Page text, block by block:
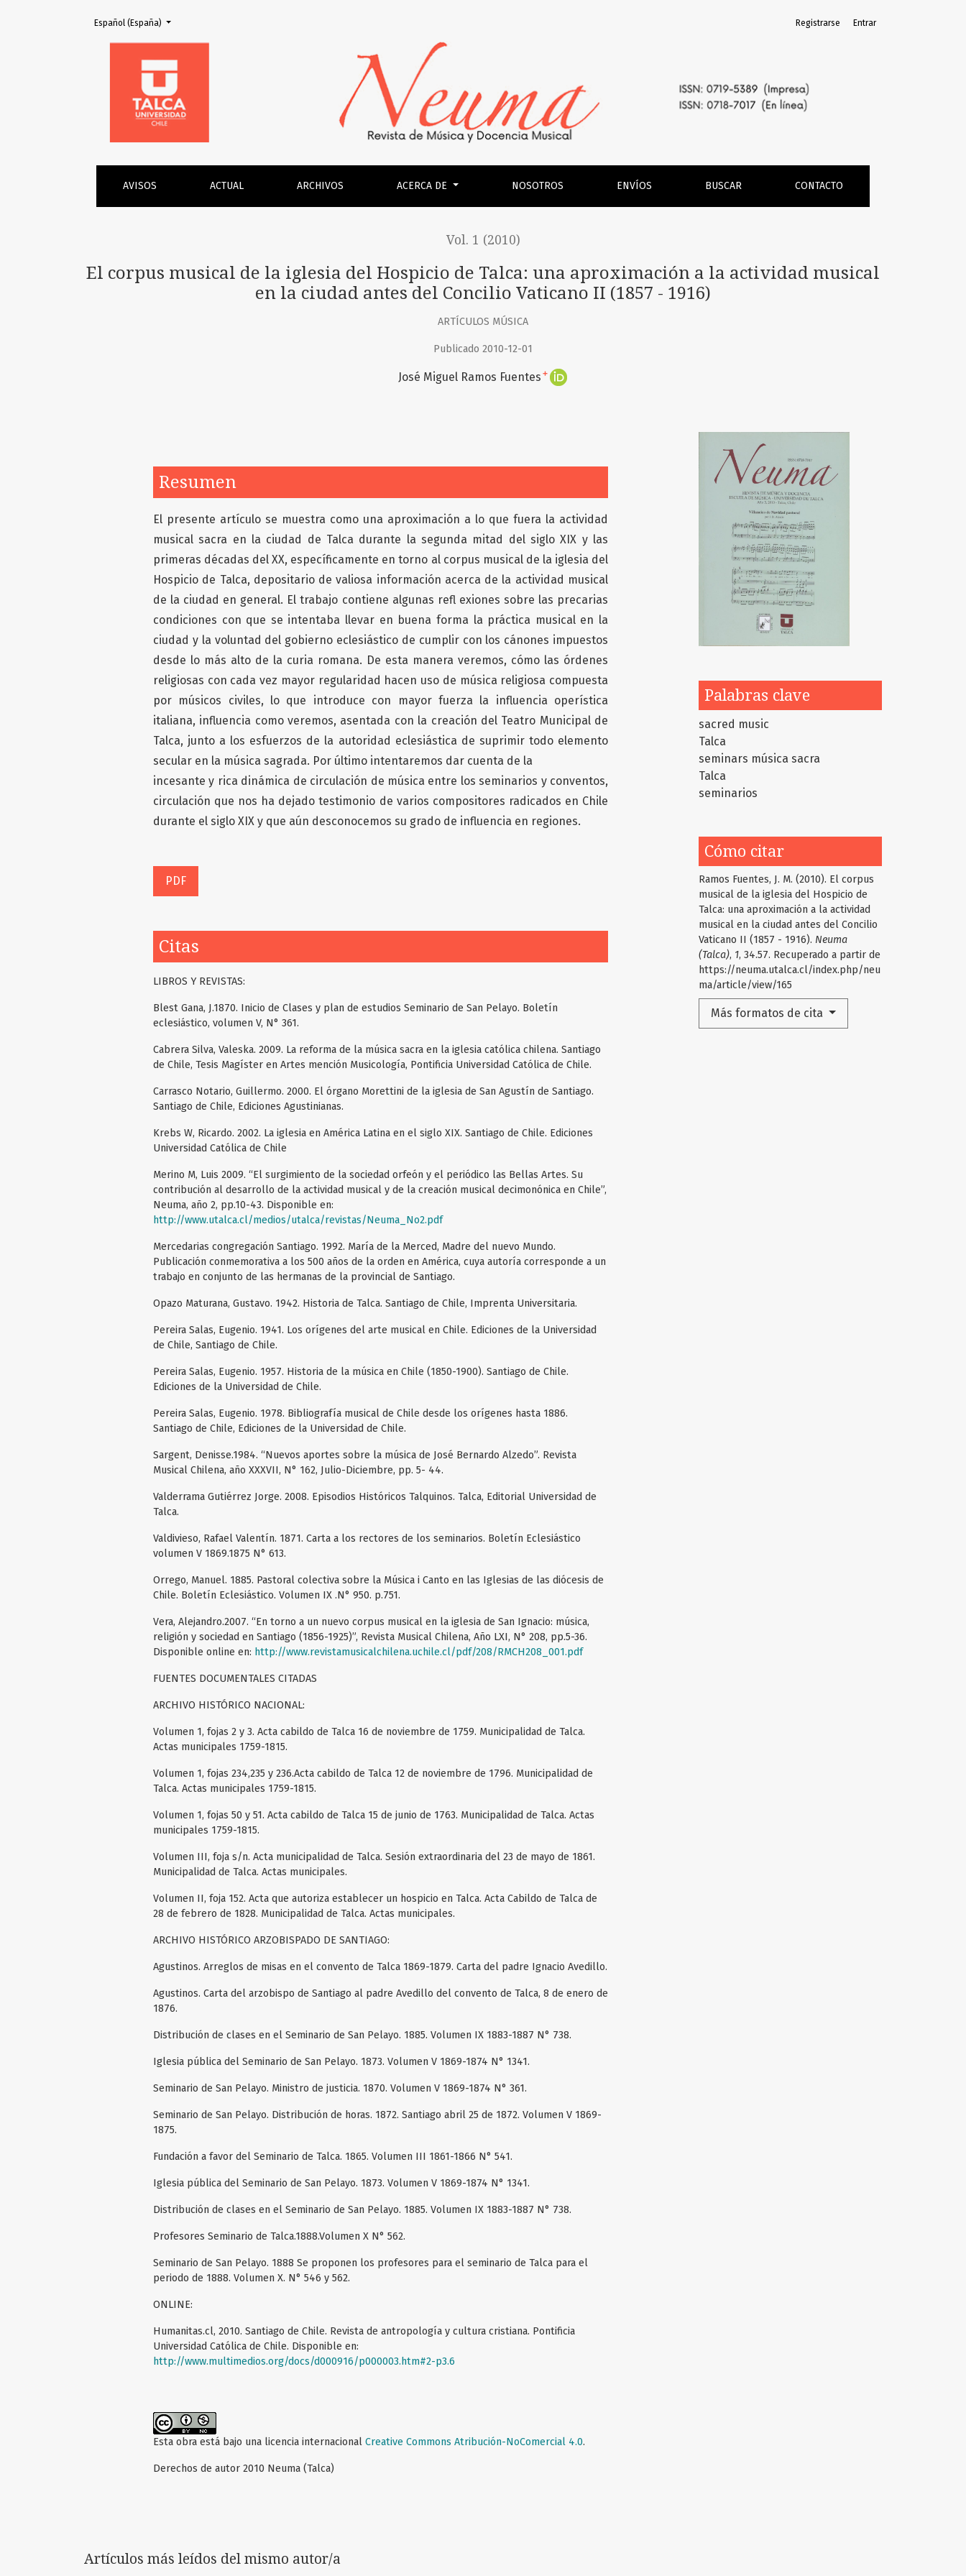
El corpus musical de la iglesia del Hospicio de Talca
AVISOS ACTUAL ARCHIVOS ACERCA DE NOSOTROS ENVÍOS BUSCAR CONTACTO
Registrarse Entrar
Cambiar el idioma. El actual es:
Español (España)
Vol. 1 (2010)
El corpus musical de la iglesia del Hospicio de Talca: una aproximación a la actividad musical
en la ciudad antes del Concilio Vaticano II (1857 - 1916)
ARTÍCULOS MÚSICA
Publicado 2010-12-01
José Miguel Ramos Fuentes +
Palabras clave
sacred music
Talca
seminars música sacra
Talca
seminarios
Cómo citar
Ramos Fuentes, J. M. (2010). El corpus
musical de la iglesia del Hospicio de
Talca: una aproximación a la actividad
musical en la ciudad antes del Concilio
Vaticano II (1857 - 1916). Neuma
(Talca), 1, 34.57. Recuperado a partir de
https://neuma.utalca.cl/index.php/neu
ma/article/view/165
Más formatos de cita
Resumen
El presente artículo se muestra como una aproximación a lo que fuera la actividad
musical sacra en la ciudad de Talca durante la segunda mitad del siglo XIX y las
primeras décadas del XX, específicamente en torno al corpus musical de la iglesia del
Hospicio de Talca, depositario de valiosa información acerca de la actividad musical
de la ciudad en general. El trabajo contiene algunas refl exiones sobre las precarias
condiciones con que se intentaba llevar en buena forma la práctica musical en la
ciudad y la voluntad del gobierno eclesiástico de cumplir con los cánones impuestos
desde lo más alto de la curia romana. De esta manera veremos, cómo las órdenes
religiosas con cada vez mayor regularidad hacen uso de música religiosa compuesta
por músicos civiles, lo que introduce con mayor fuerza la influencia operística
italiana, influencia como veremos, asentada con la creación del Teatro Municipal de
Talca, junto a los esfuerzos de la autoridad eclesiástica de suprimir todo elemento
secular en la música sagrada. Por último intentaremos dar cuenta de la
incesante y rica dinámica de circulación de música entre los seminarios y conventos,
circulación que nos ha dejado testimonio de varios compositores radicados en Chile
durante el siglo XIX y que aún desconocemos su grado de influencia en regiones.
PDF
Citas
LIBROS Y REVISTAS:
Blest Gana, J.1870. Inicio de Clases y plan de estudios Seminario de San Pelayo. Boletín
eclesiástico, volumen V, N° 361.
Cabrera Silva, Valeska. 2009. La reforma de la música sacra en la iglesia católica chilena. Santiago
de Chile, Tesis Magíster en Artes mención Musicología, Pontificia Universidad Católica de Chile.
Carrasco Notario, Guillermo. 2000. El órgano Morettini de la iglesia de San Agustín de Santiago.
Santiago de Chile, Ediciones Agustinianas.
Krebs W, Ricardo. 2002. La iglesia en América Latina en el siglo XIX. Santiago de Chile. Ediciones
Universidad Católica de Chile
Merino M, Luis 2009. “El surgimiento de la sociedad orfeón y el periódico las Bellas Artes. Su
contribución al desarrollo de la actividad musical y de la creación musical decimonónica en Chile”,
Neuma, año 2, pp.10-43. Disponible en:
http://www.utalca.cl/medios/utalca/revistas/Neuma_No2.pdf
Mercedarias congregación Santiago. 1992. María de la Merced, Madre del nuevo Mundo.
Publicación conmemorativa a los 500 años de la orden en América, cuya autoría corresponde a un
trabajo en conjunto de las hermanas de la provincial de Santiago.
Opazo Maturana, Gustavo. 1942. Historia de Talca. Santiago de Chile, Imprenta Universitaria.
Pereira Salas, Eugenio. 1941. Los orígenes del arte musical en Chile. Ediciones de la Universidad
de Chile, Santiago de Chile.
Pereira Salas, Eugenio. 1957. Historia de la música en Chile (1850-1900). Santiago de Chile.
Ediciones de la Universidad de Chile.
Pereira Salas, Eugenio. 1978. Bibliografía musical de Chile desde los orígenes hasta 1886.
Santiago de Chile, Ediciones de la Universidad de Chile.
Sargent, Denisse.1984. “Nuevos aportes sobre la música de José Bernardo Alzedo”. Revista
Musical Chilena, año XXXVII, N° 162, Julio-Diciembre, pp. 5- 44.
Valderrama Gutiérrez Jorge. 2008. Episodios Históricos Talquinos. Talca, Editorial Universidad de
Talca.
Valdivieso, Rafael Valentín. 1871. Carta a los rectores de los seminarios. Boletín Eclesiástico
volumen V 1869.1875 N° 613.
Orrego, Manuel. 1885. Pastoral colectiva sobre la Música i Canto en las Iglesias de las diócesis de
Chile. Boletín Eclesiástico. Volumen IX .N° 950. p.751.
Vera, Alejandro.2007. “En torno a un nuevo corpus musical en la iglesia de San Ignacio: música,
religión y sociedad en Santiago (1856-1925)”, Revista Musical Chilena, Año LXI, N° 208, pp.5-36.
Disponible online en: http://www.revistamusicalchilena.uchile.cl/pdf/208/RMCH208_001.pdf
FUENTES DOCUMENTALES CITADAS
ARCHIVO HISTÓRICO NACIONAL:
Volumen 1, fojas 2 y 3. Acta cabildo de Talca 16 de noviembre de 1759. Municipalidad de Talca.
Actas municipales 1759-1815.
Volumen 1, fojas 234,235 y 236.Acta cabildo de Talca 12 de noviembre de 1796. Municipalidad de
Talca. Actas municipales 1759-1815.
Volumen 1, fojas 50 y 51. Acta cabildo de Talca 15 de junio de 1763. Municipalidad de Talca. Actas
municipales 1759-1815.
Volumen III, foja s/n. Acta municipalidad de Talca. Sesión extraordinaria del 23 de mayo de 1861.
Municipalidad de Talca. Actas municipales.
Volumen II, foja 152. Acta que autoriza establecer un hospicio en Talca. Acta Cabildo de Talca de
28 de febrero de 1828. Municipalidad de Talca. Actas municipales.
ARCHIVO HISTÓRICO ARZOBISPADO DE SANTIAGO:
Agustinos. Arreglos de misas en el convento de Talca 1869-1879. Carta del padre Ignacio Avedillo.
Agustinos. Carta del arzobispo de Santiago al padre Avedillo del convento de Talca, 8 de enero de
1876.
Distribución de clases en el Seminario de San Pelayo. 1885. Volumen IX 1883-1887 N° 738.
Iglesia pública del Seminario de San Pelayo. 1873. Volumen V 1869-1874 N° 1341.
Seminario de San Pelayo. Ministro de justicia. 1870. Volumen V 1869-1874 N° 361.
Seminario de San Pelayo. Distribución de horas. 1872. Santiago abril 25 de 1872. Volumen V 1869-
1875.
Fundación a favor del Seminario de Talca. 1865. Volumen III 1861-1866 N° 541.
Iglesia pública del Seminario de San Pelayo. 1873. Volumen V 1869-1874 N° 1341.
Distribución de clases en el Seminario de San Pelayo. 1885. Volumen IX 1883-1887 N° 738.
Profesores Seminario de Talca.1888.Volumen X N° 562.
Seminario de San Pelayo. 1888 Se proponen los profesores para el seminario de Talca para el
periodo de 1888. Volumen X. N° 546 y 562.
ONLINE:
Humanitas.cl, 2010. Santiago de Chile. Revista de antropología y cultura cristiana. Pontificia
Universidad Católica de Chile. Disponible en:
http://www.multimedios.org/docs/d000916/p000003.htm#2-p3.6
Esta obra está bajo una licencia internacional Creative Commons Atribución-NoComercial 4.0.
Derechos de autor 2010 Neuma (Talca)
Artículos más leídos del mismo autor/a